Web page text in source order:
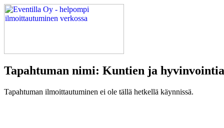
Tapahtuman nimi: Kuntien ja
Tapahtuman ilmoittautuminen ei ole tällä hetkellä käynnissä.